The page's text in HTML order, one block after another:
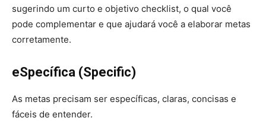
sugerindo um curto e objetivo checklist, o qual você
pode complementar e que ajudará você a elaborar metas
corretamente.
eSpecífica (Specific)
As metas precisam ser específicas, claras, concisas e
fáceis de entender.